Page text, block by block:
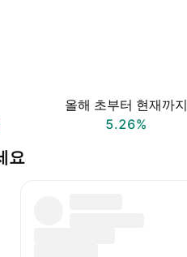
올해 초부터 현재까지
5.26%
요